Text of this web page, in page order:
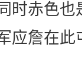
时赤色
应詹在